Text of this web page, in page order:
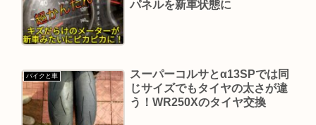
パネルを新車状態に
バイクと車
スーパーコルサとα13SPでは同
じサイズでもタイヤの太さが違
う！WR250Xのタイヤ交換